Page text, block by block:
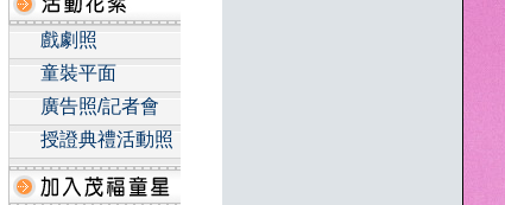
戲劇照
童裝平面
廣告照/記者會
授證典禮活動照